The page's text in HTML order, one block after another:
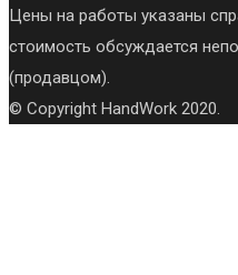
Цены на работы указаны
стоимость обсуждается
(продавцом).
© Copyright HandWork 2020.